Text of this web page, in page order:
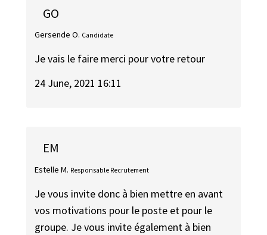
GO
Gersende O. Candidate
Je vais le faire merci pour votre retour
24 June, 2021 16:11
EM
Estelle M. Responsable Recrutement
Je vous invite donc à bien mettre en avant
vos motivations pour le poste et pour le
groupe. Je vous invite également à bien